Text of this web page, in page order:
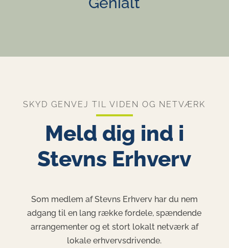
SKYD GENVEJ TIL VIDEN OG NETVÆRK
Meld dig ind i
Stevns Erhverv
Som medlem af Stevns Erhverv har du nem
adgang til en lang række fordele, spændende
arrangementer og et stort lokalt netværk af
lokale erhvervsdrivende.